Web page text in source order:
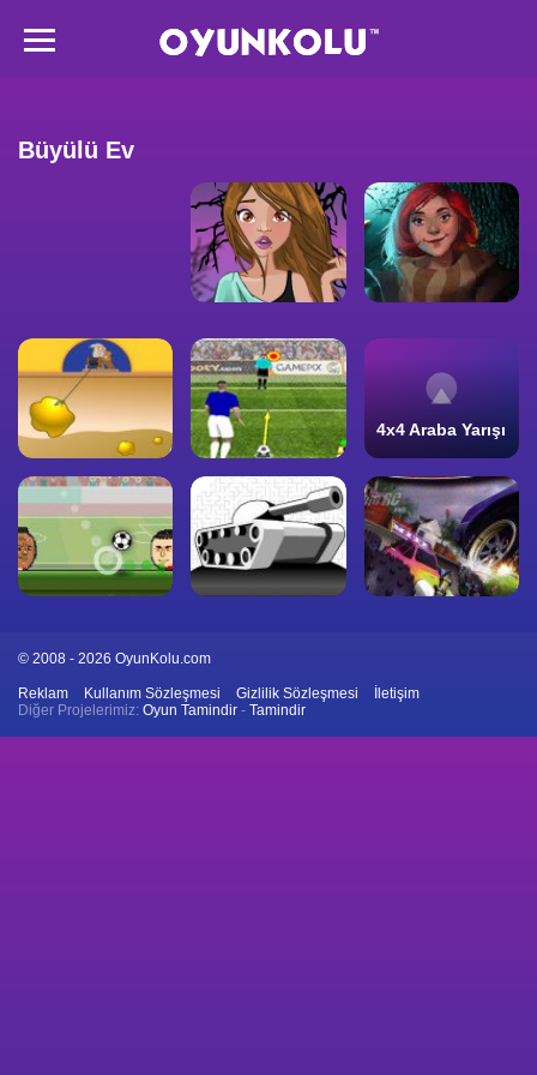
Büyülü Ev
4x4 Araba Yarışı
© 2008 - 2026 OyunKolu.com
Reklam Kullanım Sözleşmesi Gizlilik Sözleşmesi
İletişim
Diğer Projelerimiz: Oyun Tamindir - Tamindir